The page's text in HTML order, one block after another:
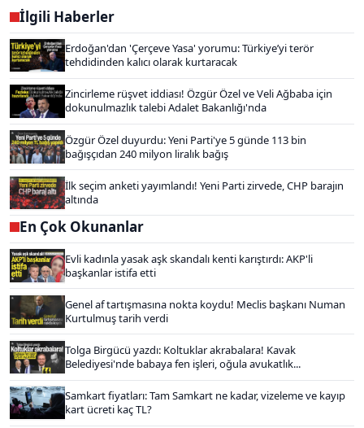
İlgili Haberler
Erdoğan'dan 'Çerçeve Yasa' yorumu: Türkiye’yi terör
tehdidinden kalıcı olarak kurtaracak
Zincirleme rüşvet iddiası! Özgür Özel ve Veli Ağbaba için
dokunulmazlık talebi Adalet Bakanlığı'nda
Özgür Özel duyurdu: Yeni Parti'ye 5 günde 113 bin
bağışçıdan 240 milyon liralık bağış
İlk seçim anketi yayımlandı! Yeni Parti zirvede, CHP barajın
altında
En Çok Okunanlar
Evli kadınla yasak aşk skandalı kenti karıştırdı: AKP'li
başkanlar istifa etti
Genel af tartışmasına nokta koydu! Meclis başkanı Numan
Kurtulmuş tarih verdi
Tolga Birgücü yazdı: Koltuklar akrabalara! Kavak
Belediyesi'nde babaya fen işleri, oğula avukatlık...
Samkart fiyatları: Tam Samkart ne kadar, vizeleme ve kayıp
kart ücreti kaç TL?